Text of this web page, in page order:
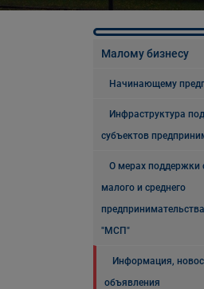
Малому бизнесу
Начинающему
Инфраструктура
субъектов
О мерах поддержки
малого и среднего
"МСП"
Информация,
объявления